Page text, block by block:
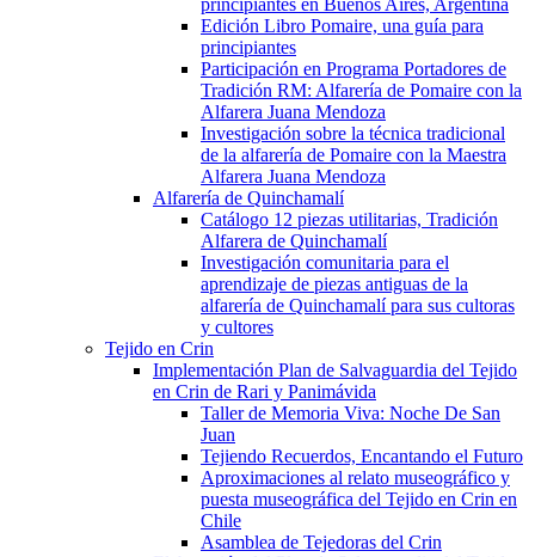
principiantes en Buenos Aires, Argentina
Edición Libro Pomaire, una guía para
principiantes
Participación en Programa Portadores de
Tradición RM: Alfarería de Pomaire con la
Alfarera Juana Mendoza
Investigación sobre la técnica tradicional
de la alfarería de Pomaire con la Maestra
Alfarera Juana Mendoza
Alfarería de Quinchamalí
Catálogo 12 piezas utilitarias, Tradición
Alfarera de Quinchamalí
Investigación comunitaria para el
aprendizaje de piezas antiguas de la
alfarería de Quinchamalí para sus cultoras
y cultores
Tejido en Crin
Implementación Plan de Salvaguardia del Tejido
en Crin de Rari y Panimávida
Taller de Memoria Viva: Noche De San
Juan
Tejiendo Recuerdos, Encantando el Futuro
Aproximaciones al relato museográfico y
puesta museográfica del Tejido en Crin en
Chile
Asamblea de Tejedoras del Crin